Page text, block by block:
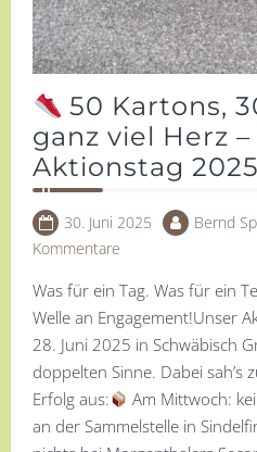
50 Kartons,
ganz viel Herz
Aktionstag
30. Juni 2025 Bernd
Kommentare
Was für ein Tag. Was für ein
Welle an Engagement!Unser
28. Juni 2025 in Schwäbisch
doppelten Sinne. Dabei sah’s
Erfolg aus:
Am Mittwoch:
an der Sammelstelle in